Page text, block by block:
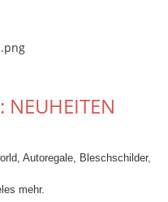
Autoregale, Bleschschilder,
mehr.